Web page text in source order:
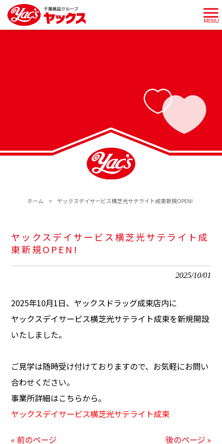
MENU
ホーム > ヤックスデイサービス横芝光サテライト成東新規OPEN!
ヤックスデイサービス横芝光サテライト成
東新規OPEN!
2025/10/01
2025年10月1日、ヤックスドラッグ成東店内に
ヤックスデイサービス横芝光サテライト成東を新規開設
いたしました。
ご見学は随時受け付けておりますので、お気軽にお問い
合わせください。
事業所詳細はこちらから。
ヤックスデイサービス横芝光サテライト成東
« 前のページ 後のページ »